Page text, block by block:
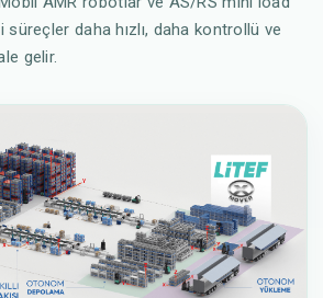
daha hızlı, daha kontrollü ve
gelir.